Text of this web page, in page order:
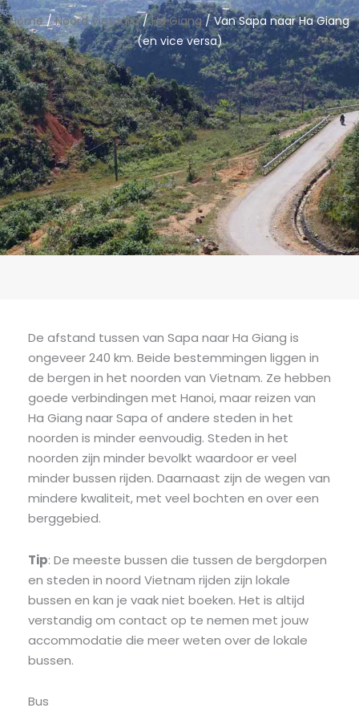
Home/Noord Vietnam/Ha Giang/ Van Sapa naar Ha Giang
(en vice versa)
De afstand tussen van Sapa naar Ha Giang is
ongeveer 240 km. Beide bestemmingen liggen in
de bergen in het noorden van Vietnam. Ze hebben
goede verbindingen met Hanoi, maar reizen van
Ha Giang naar Sapa of andere steden in het
noorden is minder eenvoudig. Steden in het
noorden zijn minder bevolkt waardoor er veel
minder bussen rijden. Daarnaast zijn de wegen van
mindere kwaliteit, met veel bochten en over een
berggebied.
Tip: De meeste bussen die tussen de bergdorpen
en steden in noord Vietnam rijden zijn lokale
bussen en kan je vaak niet boeken. Het is altijd
verstandig om contact op te nemen met jouw
accommodatie die meer weten over de lokale
bussen.
Bus